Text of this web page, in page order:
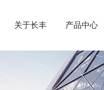
关于长丰 产品中心
压线框系列
UK系列